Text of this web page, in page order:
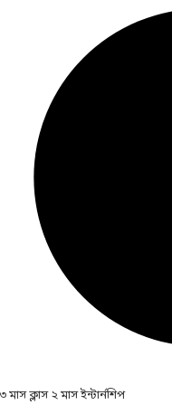
৩ মাস ক্লাস ২ মাস ইন্টার্নশিপ